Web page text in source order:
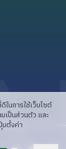
นการใช้เว็บไซต์
เป็นส่วนตัว และ
มตั้งค่า